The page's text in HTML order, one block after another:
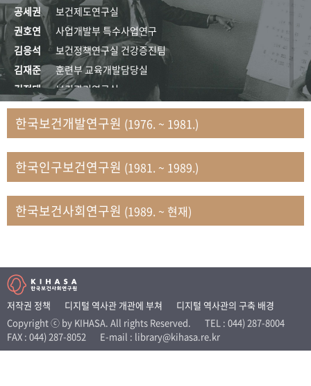
사진 아카이브 문서 기록물 행정박물 영상 기록물
50+1주년 기념
성과 50선 숫자로 보는 50년
세계와 함께 한 KIHASA
VR 역사관
공세권
보건제도연구실
권호연
사업개발부 특수사업연구
김응석
보건정책연구실 건강증진팀
김재준
훈련부 교육개발담당실
김정태
보건관리연구실
김지자
연구부 사회개발담당실
김태룡
조사평가부 연구과
문현상
가족복지연구실 인구가족연구팀
박인화
보건정책연구실
박재빈
연구부 인구역학담당실
변종화
보건정책연구실 건강증진팀
송건용
보건정책연구실
송태민
정보통계연구실 빅데이터연구센터
신희설
사업개발부 국제협력연구실
이규식
의료보험연구실
이문기
훈련부
한국보건개발연구원 (1976. ~ 1981.)
한국인구보건연구원 (1981. ~ 1989.)
한국보건사회연구원 (1989. ~ 현재)
저작권 정책 디지털 역사관 개관에 부쳐
디지털 역사관의 구축 배경
Copyright ⓒ by KIHASA. All rights Reserved.
TEL : 044) 287-8004
FAX : 044) 287-8052
E-mail : library@kihasa.re.kr